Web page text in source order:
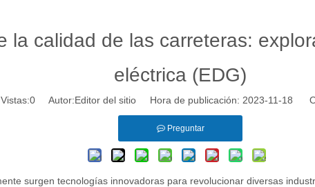
la calidad de las carreteras:
eléctrica (EDG)
Vistas:0Autor:Editor del sitio Hora de publicación: 2023-11-18
Preguntar
surgen tecnologías innovadoras para revolucionar diversas